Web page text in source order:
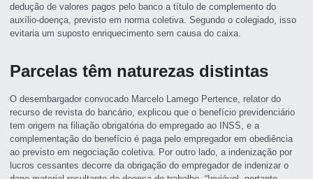
dedução de valores pagos pelo banco a título de complemento do
auxílio-doença, previsto em norma coletiva. Segundo o colegiado, isso
evitaria um suposto enriquecimento sem causa do caixa.
Parcelas têm naturezas distintas
O desembargador convocado Marcelo Lamego Pertence, relator do
recurso de revista do bancário, explicou que o benefício previdenciário
tem origem na filiação obrigatória do empregado ao INSS, e a
complementação do benefício é paga pelo empregador em obediência
ao previsto em negociação coletiva. Por outro lado, a indenização por
lucros cessantes decorre da obrigação do empregador de indenizar o